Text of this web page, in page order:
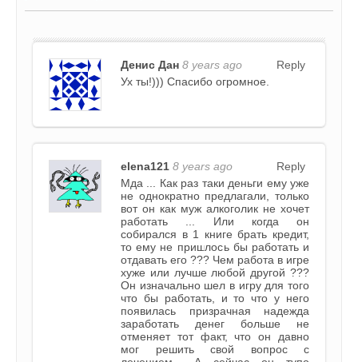
Reply
Денис Дан 8 years ago
Ух ты!))) Спасибо огромное.
Reply
elena121 8 years ago
Мда ... Как раз таки деньги ему уже
не однократно предлагали, только
вот он как муж алкоголик не хочет
работать ... Или когда он
собирался в 1 книге брать кредит,
то ему не пришлось бы работать и
отдавать его ??? Чем работа в игре
хуже или лучше любой другой ???
Он изначально шел в игру для того
что бы работать, и то что у него
появилась призрачная надежда
заработать денег больше не
отменяет тот факт, что он давно
мог решить свой вопрос с